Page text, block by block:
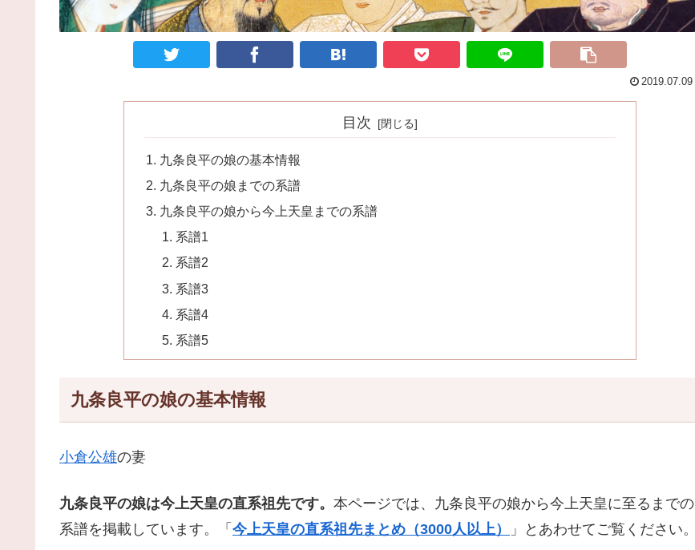
2019.07.09
目次
九条良平の娘の基本情報
九条良平の娘までの系譜
九条良平の娘から今上天皇までの系譜
系譜1
系譜2
系譜3
系譜4
系譜5
九条良平の娘の基本情報
小倉公雄の妻
九条良平の娘は今上天皇の直系祖先です。 本ページでは、九条良平の娘から今上天皇に至るまでの
系譜を掲載しています。「 今上天皇の直系祖先まとめ（3000人以上） 」とあわせてご覧ください。